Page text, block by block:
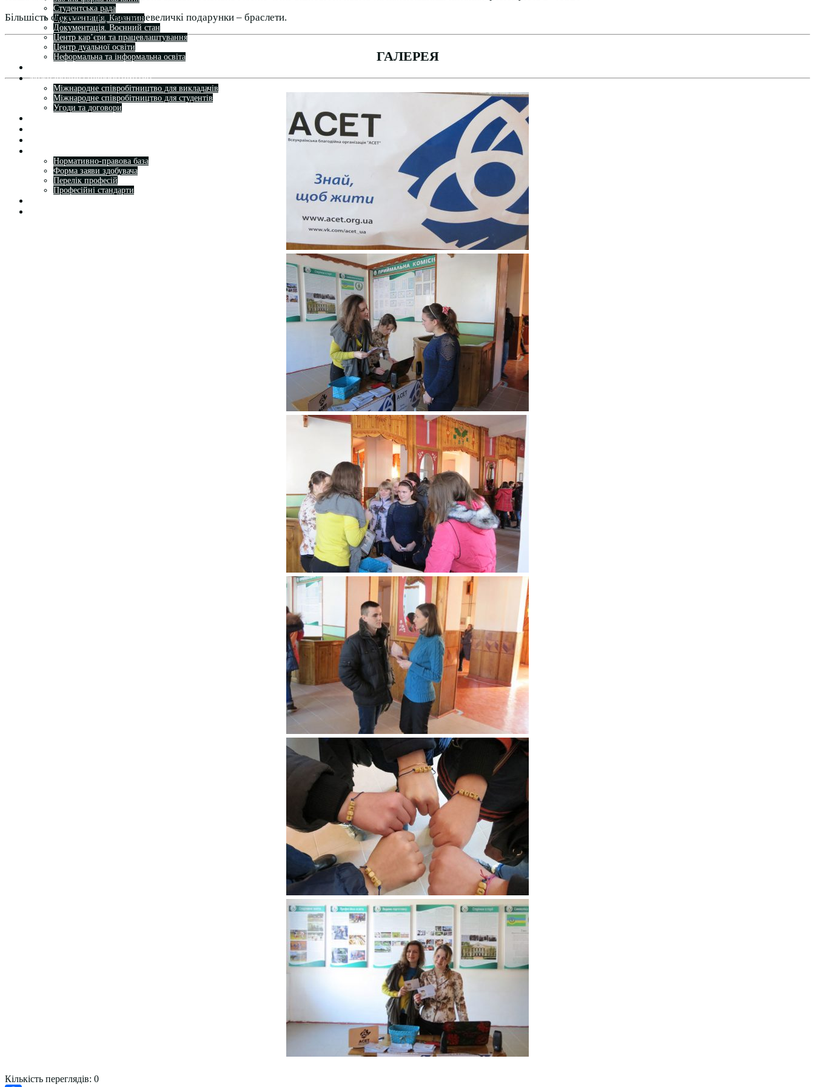
Студентська рада
Документація. Карантин
Документація. Воєнний стан
Центр кар’єри та працевлаштування
Центр дуальної освіти
Неформальна та інформальна освіта
Міжнародне співробітництво
Міжнародне співробітництво для викладачів
Міжнародне співробітництво для студентів
Угоди та договори
Нормативно-правова база
Форма заяви здобувача
Перелік професій
Професійні стандарти
Більшість студентів отримали невеличкі подарунки – браслети.
ГАЛЕРЕЯ
Кількість переглядів: 0